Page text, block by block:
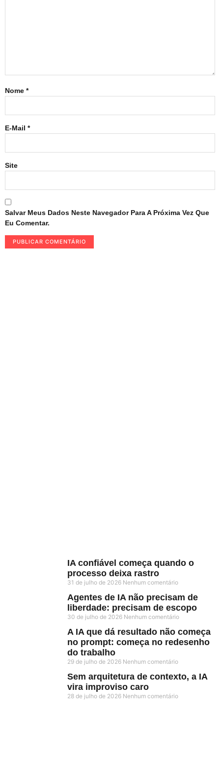
Nome *
E-Mail *
Site
Salvar Meus Dados Neste Navegador Para A Próxima Vez Que
Eu Comentar.
IA confiável começa quando o
processo deixa rastro
31 de julho de 2026 Nenhum comentário
Agentes de IA não precisam de
liberdade: precisam de escopo
30 de julho de 2026 Nenhum comentário
A IA que dá resultado não começa
no prompt: começa no redesenho
do trabalho
29 de julho de 2026 Nenhum comentário
Sem arquitetura de contexto, a IA
vira improviso caro
28 de julho de 2026 Nenhum comentário